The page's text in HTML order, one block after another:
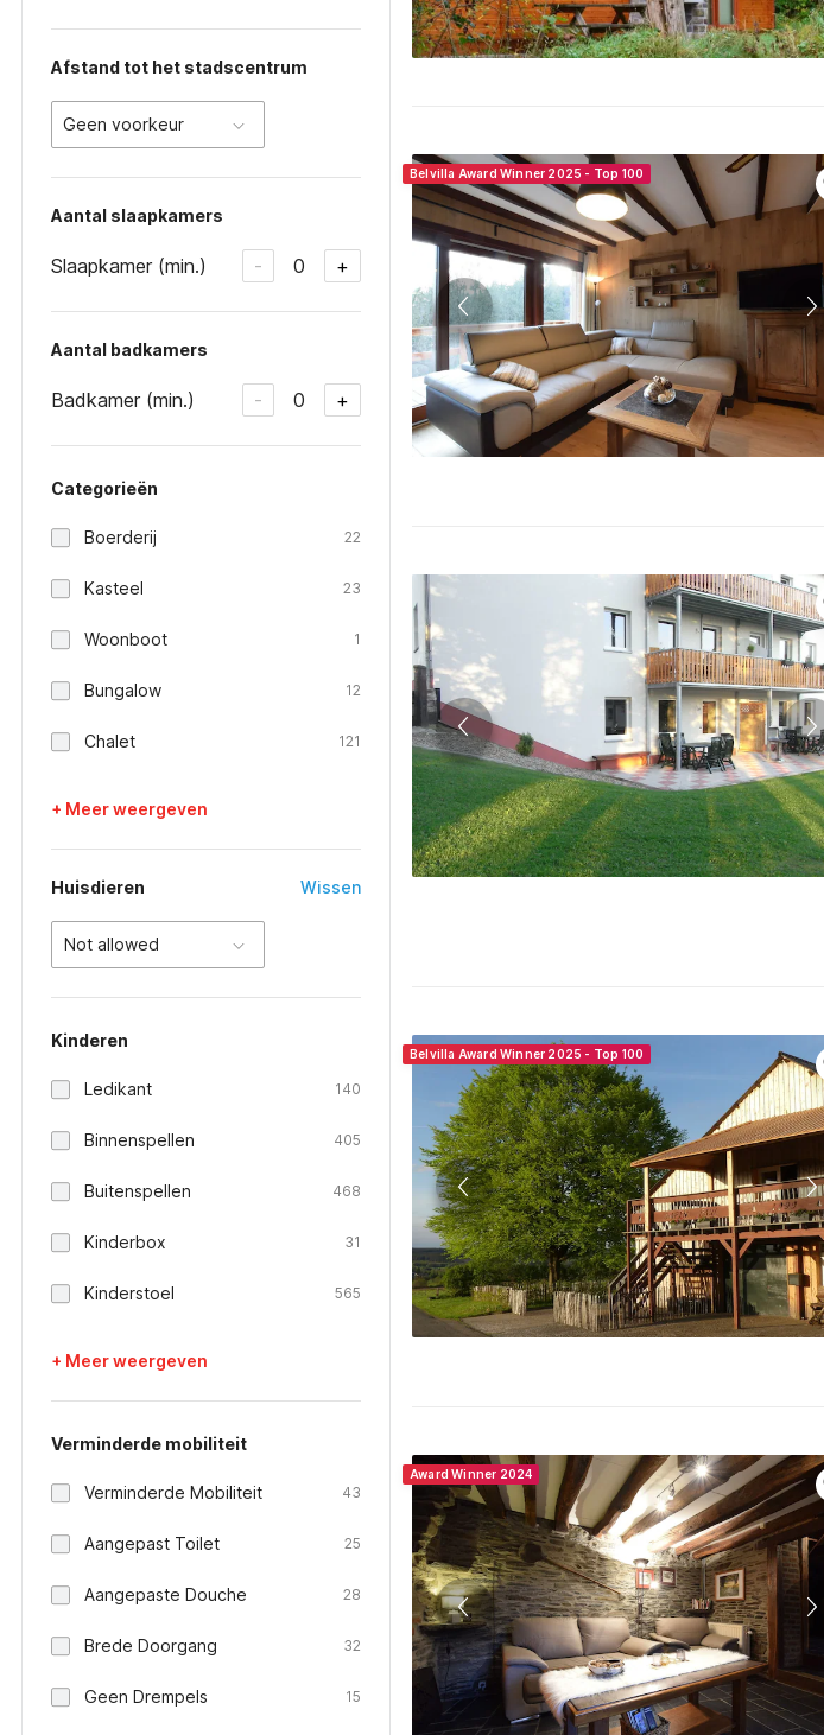
Afstand tot het stadscentrum
Geen voorkeur
Aantal slaapkamers
Slaapkamer (min.) - 0 +
Aantal badkamers
Badkamer (min.) - 0 +
Categorieën
Boerderij 22
Kasteel 23
Woonboot 1
Bungalow 12
Chalet 121
+ Meer weergeven
Huisdieren Wissen
Not allowed
Kinderen
Ledikant 140
Binnenspellen 405
Buitenspellen 468
Kinderbox 31
Kinderstoel 565
+ Meer weergeven
Verminderde mobiliteit
Verminderde Mobiliteit 43
Aangepast Toilet 25
Aangepaste Douche 28
Brede Doorgang 32
Geen Drempels 15
Belvilla Award Winner 2025 - Top 100
Belvilla Award Winner 2025 - Top 100
Award Winner 2024